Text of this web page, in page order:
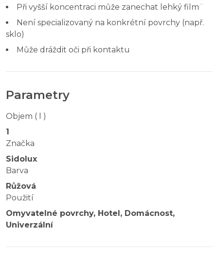
Při vyšší koncentraci může zanechat lehký film¨
Není specializovaný na konkrétní povrchy (např.
sklo)
Může dráždit oči při kontaktu
Parametry
Objem ( l )
1
Značka
Sidolux
Barva
Růžová
Použití
Omyvatelné povrchy, Hotel, Domácnost,
Univerzální